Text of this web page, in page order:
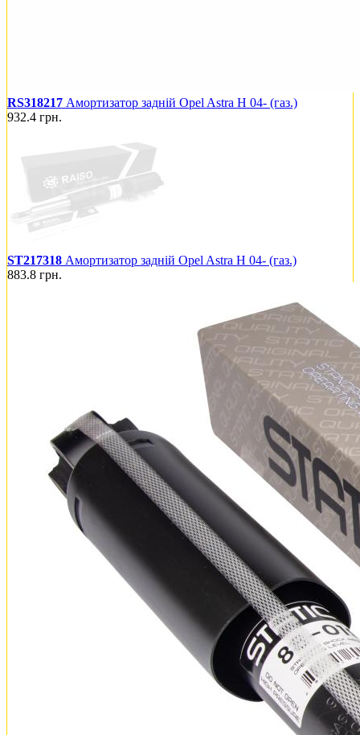
RS318217 Амортизатор задній Opel Astra H 04- (газ.)
932.4 грн.
ST217318 Амортизатор задній Opel Astra H 04- (газ.)
883.8 грн.